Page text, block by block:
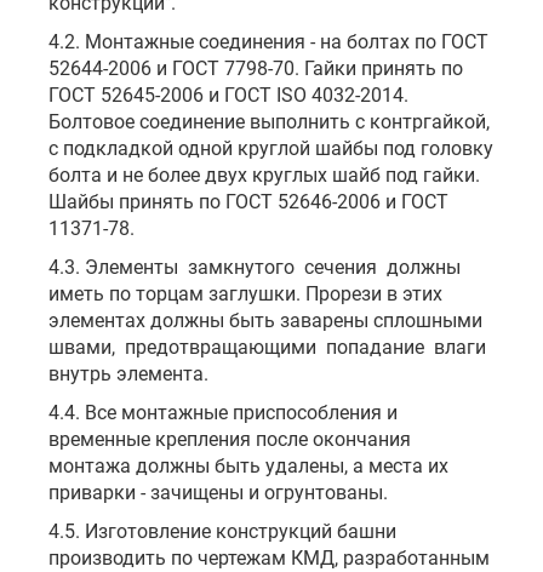
4.2. Монтажные соединения - на болтах по ГОСТ
52644-2006 и ГОСТ 7798-70. Гайки принять по
ГОСТ 52645-2006 и ГОСТ ISO 4032-2014.
Болтовое соединение выполнить с контргайкой,
с подкладкой одной круглой шайбы под головку
болта и не более двух круглых шайб под гайки.
Шайбы принять по ГОСТ 52646-2006 и ГОСТ
11371-78.
4.3. Элементы замкнутого сечения должны
иметь по торцам заглушки. Прорези в этих
элементах должны быть заварены сплошными
швами, предотвращающими попадание влаги
внутрь элемента.
4.4. Все монтажные приспособления и
временные крепления после окончания
монтажа должны быть удалены, а места их
приварки - зачищены и огрунтованы.
4.5. Изготовление конструкций башни
производить по чертежам КМД, разработанным